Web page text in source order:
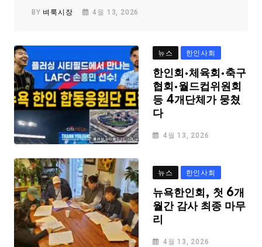
BY 벼룩시장 4월 13, 2026
뉴스 한인사회
한인회·체육회·축구
협회·월드컵위원회
등 4개단체가 뭉쳤
다
4월 13, 2026
뉴스 한인사회
뉴욕한인회, 첫 6개
월간 감사 최종 마무
리
4월 13, 2026